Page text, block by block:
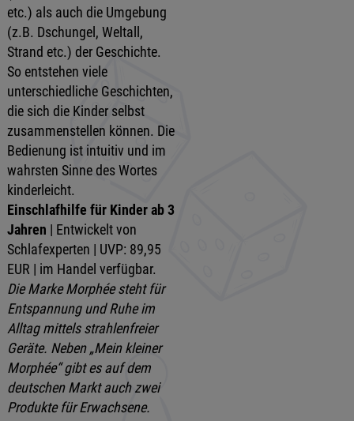
etc.) als auch die Umgebung
(z.B. Dschungel, Weltall,
Strand etc.) der Geschichte.
So entstehen viele
unterschiedliche Geschichten,
die sich die Kinder selbst
zusammenstellen können. Die
Bedienung ist intuitiv und im
wahrsten Sinne des Wortes
kinderleicht.
Einschlafhilfe für Kinder ab 3
Jahren | Entwickelt von
Schlafexperten | UVP: 89,95
EUR | im Handel verfügbar.
Die Marke Morphée steht für
Entspannung und Ruhe im
Alltag mittels strahlenfreier
Geräte. Neben „Mein kleiner
Morphée“ gibt es auf dem
deutschen Markt auch zwei
Produkte für Erwachsene.